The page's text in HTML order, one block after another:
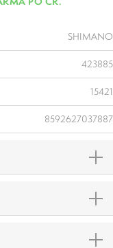
SHIMANO
423885
15421
8592627037887